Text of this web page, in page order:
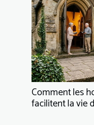
Comment les
facilitent la vie